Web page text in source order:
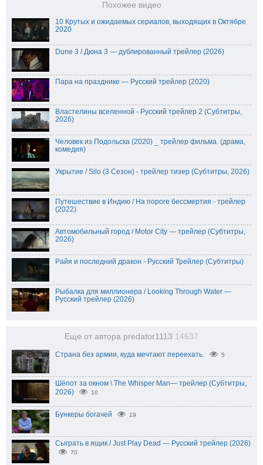
Похожее видео
10 Крутых и ожидаемых сериалов, выходящих в Октябре
2020
Dune 3 / Дюна 3 — дублированный трейлер (2026)
Пара на празднике — Русский трейлер (2020)
Властелины вселенной - Русский трейлер 2 (Субтитры,
2026)
Человек из Подольска (2020) _ трейлер фильма. (драма,
комедия)
Укрытие / Silo (3 Сезон) - трейлер тизер (Субтитры, 2026)
Путешествие в Индию / На пороге бессмертия - трейлер
(2022)
Автомобильный город / Motor City — трейлер (Субтитры,
2026)
Райя и последний дракон - Русский Трейлер (Субтитры)
Рыбалка для миллионера / Looking Through Water —
Русский трейлер (2026)
Еще от автора predator1113 14637
Страна без армии, куда мечтают переехать. 5
Шёпот за окном \ The Whisper Man— трейлер (Субтитры,
2026)
10
Бункеры богачей 19
Сыграть в ящик / Just Play Dead — Русский трейлер (2026)
70